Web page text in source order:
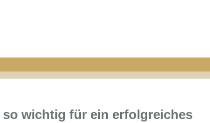
wichtig für ein erfolgreiches